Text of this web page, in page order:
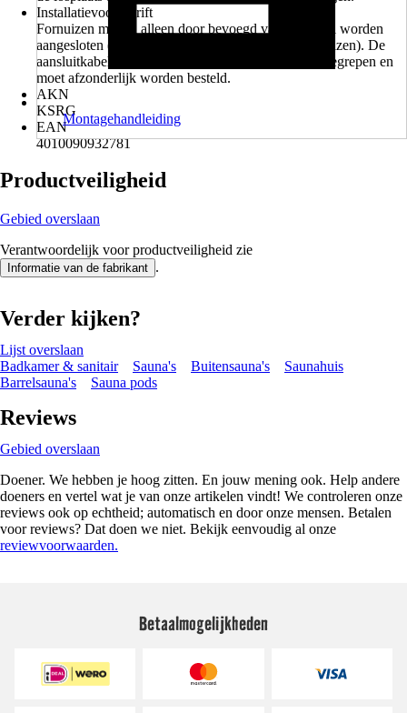
Installatievoorschrift
Fornuizen mogen alleen door bevoegd vakpersoneel worden
aangesloten (met uitzondering van plug&play-fornuizen). De
aansluitkabel voor de oven is niet in de levering inbegrepen en
moet afzonderlijk worden besteld.
AKN
KSRG
EAN
4010090932781
Montagehandleiding
Productveiligheid
Gebied overslaan
Verantwoordelijk voor productveiligheid zie
Informatie van de fabrikant .
Verder kijken?
Lijst overslaan
Badkamer & sanitair
Sauna's Buitensauna's
Saunahuis
Barrelsauna's
Sauna pods
Reviews
Gebied overslaan
Doener. We hebben je hoog zitten. En jouw mening ook. Help andere
doeners en vertel wat je van onze artikelen vindt! We controleren onze
reviews ook op echtheid; automatisch en door onze mensen. Betalen
voor reviews? Dat doen we niet. Bekijk eenvoudig al onze
reviewvoorwaarden.
Betaalmogelijkheden